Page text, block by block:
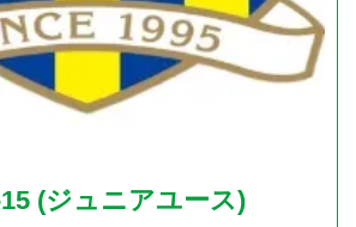
(ジュニアユース)